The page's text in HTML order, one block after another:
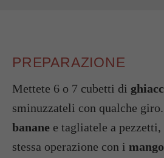
PREPARAZIONE
Mettete 6 o 7 cubetti di
sminuzzateli con qualche
banane e tagliatele a
stessa operazione con i mango